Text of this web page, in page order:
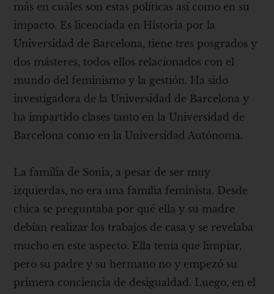
más en cuáles son estas políticas así como en su
impacto. Es licenciada en Historia por la
Universidad de Barcelona, ​​tiene tres posgrados y
dos másteres, todos ellos relacionados con el
mundo del feminismo y la gestión. Ha sido
investigadora de la Universidad de Barcelona y
ha impartido clases tanto en la Universidad de
Barcelona como en la Universidad Autónoma.
La familia de Sonia, a pesar de ser muy
izquierdas, no era una familia feminista. Desde
chica se preguntaba por qué ella y su madre
debían realizar los trabajos de casa y se revelaba
mucho en este aspecto. Ella tenía que limpiar,
pero su padre y su hermano no y empezó su
primera conciencia de desigualdad. Luego, en el